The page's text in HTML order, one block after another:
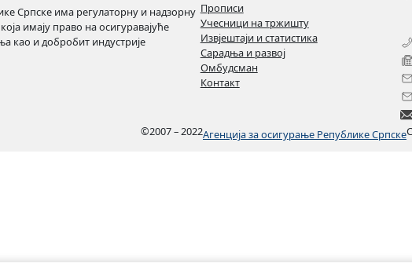
Српске има регулаторну и надзорну
имају право на осигуравајуће
као и добробит индустрије
Прописи
Учесници на тржишту
Извјештаји и статистика
Сарадња и развој
Омбудсман
Контакт
©2007 – 2022Агенција за осигурање Републике Српске